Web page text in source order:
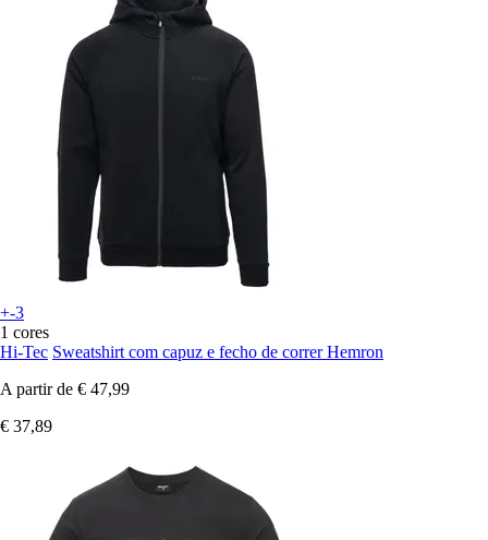
+-3
1 cores
Hi-Tec Sweatshirt com capuz e fecho de correr Hemron
A partir de € 47,99
€ 37,89